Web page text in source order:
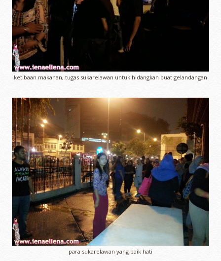
ketibaan makanan, tugas sukarelawan untuk hidangkan buat gelandangan
para sukarelawan yang baik hati